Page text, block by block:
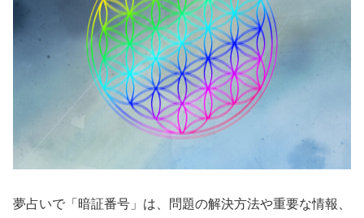
夢占いで「暗証番号」は、問題の解決方法や重要な情報、